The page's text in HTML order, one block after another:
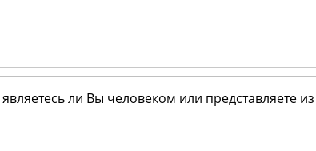
ли Вы человеком или представляете из